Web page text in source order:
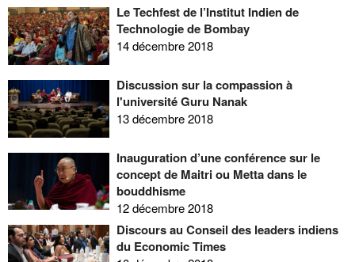
Le Techfest de l’Institut Indien de
Technologie de Bombay
14 décembre 2018
Discussion sur la compassion à
l'université Guru Nanak
13 décembre 2018
Inauguration d’une conférence sur le
concept de Maitri ou Metta dans le
bouddhisme
12 décembre 2018
Discours au Conseil des leaders indiens
du Economic Times